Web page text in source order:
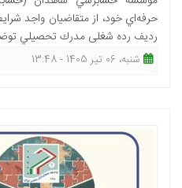
حرفه‌اي خود، از متقاضیان واجد
رديف رده شغلی مدرك تحصيلي
شنبه، 06 تیر 1405 - 13:48